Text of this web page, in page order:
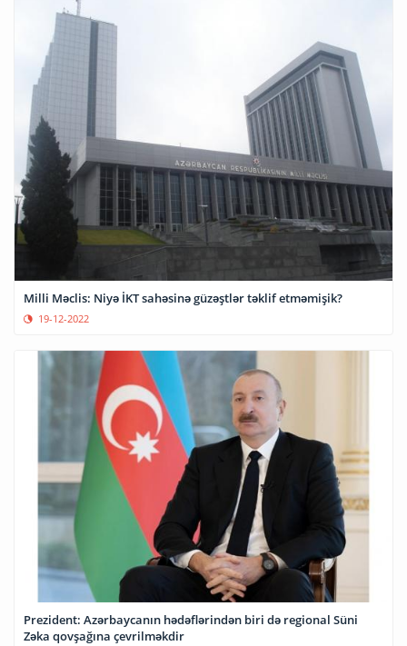
Milli Məclis: Niyə İKT sahəsinə güzəştlər təklif etməmişik?
19-12-2022
Prezident: Azərbaycanın hədəflərindən biri də regional Süni
Zəka qovşağına çevrilməkdir